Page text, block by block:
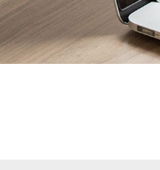
业提供
携手合作 互利共
携手推进合作，实现互